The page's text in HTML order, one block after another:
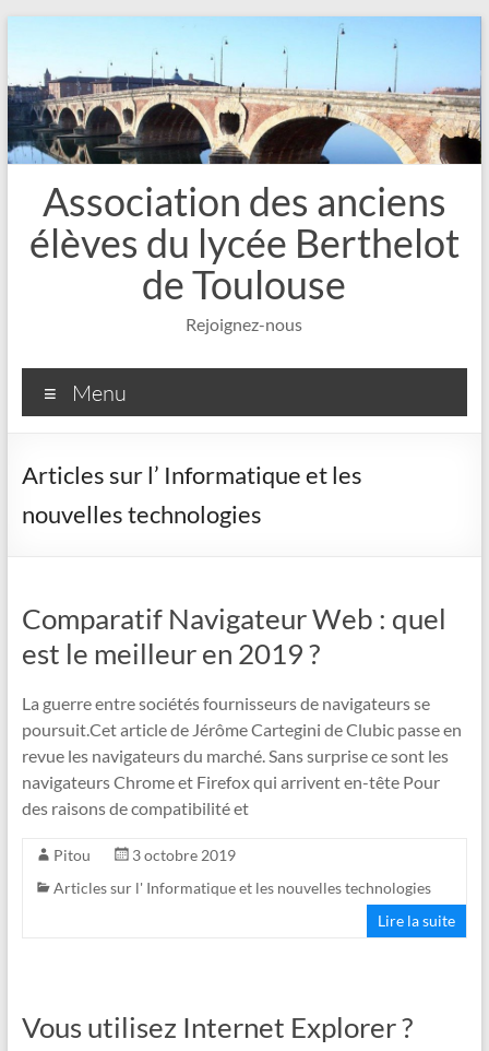
contenu
Association des anciens
élèves du lycée Berthelot
de Toulouse
Rejoignez-nous
Menu
Articles sur l’ Informatique et les
nouvelles technologies
Comparatif Navigateur Web : quel
est le meilleur en 2019 ?
La guerre entre sociétés fournisseurs de navigateurs se
poursuit.Cet article de Jérôme Cartegini de Clubic passe en
revue les navigateurs du marché. Sans surprise ce sont les
navigateurs Chrome et Firefox qui arrivent en-tête Pour
des raisons de compatibilité et
Pitou
3 octobre 2019
Articles sur l' Informatique et les nouvelles technologies
Lire la suite
Vous utilisez Internet Explorer ?